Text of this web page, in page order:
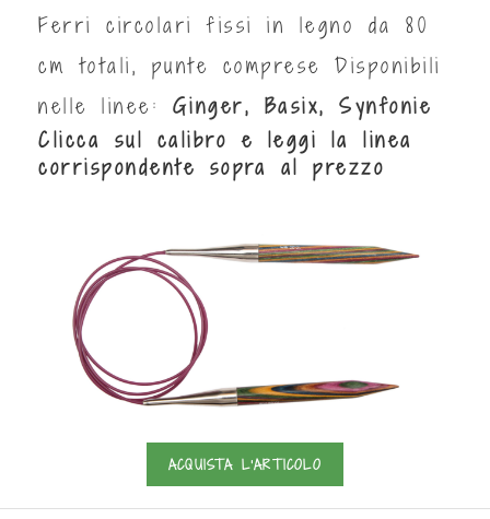
Ferri circolari fissi in legno da 80
cm totali, punte comprese Disponibili
nelle linee: Ginger, Basix, Synfonie
Clicca sul calibro e leggi la linea
corrispondente sopra al prezzo
ACQUISTA L'ARTICOLO